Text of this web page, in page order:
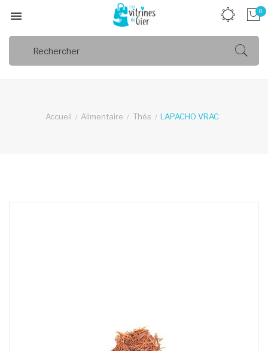
 0
Accueil Alimentaire Thés LAPACHO VRAC